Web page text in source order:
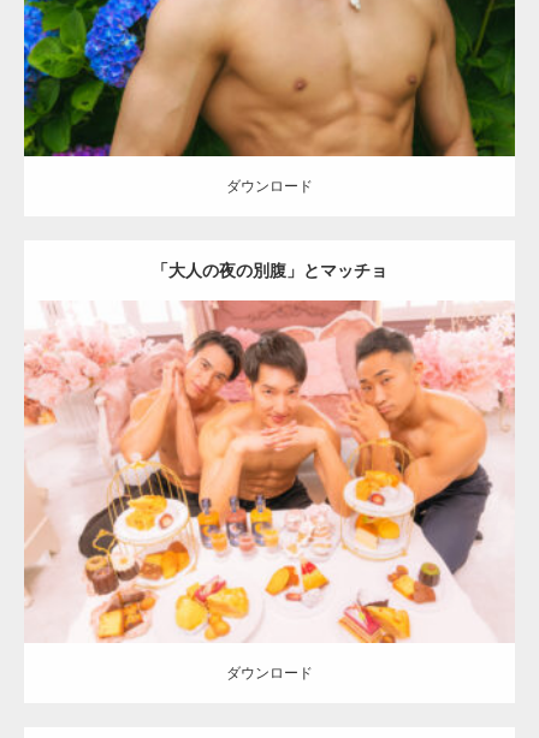
ダウンロード
ダウンロード
「大人の夜の別腹」とマッチョ
Update:2024.06.2
Category: 「大人の夜の別腹」とマッチョ オレンジの人 AKIHITO(細
マッチョ)
SOSUKE 外資系筋肉 肩
ダウンロード
ダウンロード